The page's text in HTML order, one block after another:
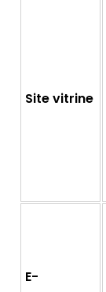
Site vitrine
E-